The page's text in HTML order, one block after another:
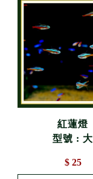
紅蓮燈
型號 : 大
$ 25